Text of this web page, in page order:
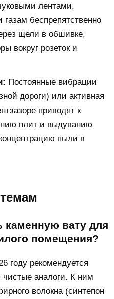
лентами,
беспрепятственно
щели в обшивке,
вокруг розеток и
Постоянные вибрации
дороги) или активная
приводят к
плит и выдуванию
пыли в
каменную вату для
помещения?
году рекомендуется
чистые аналоги. К ним
волокна (синтепон